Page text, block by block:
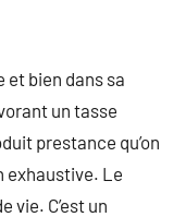
et bien dans sa
un tasse
prestance qu’on
exhaustive. Le
vie. C’est un